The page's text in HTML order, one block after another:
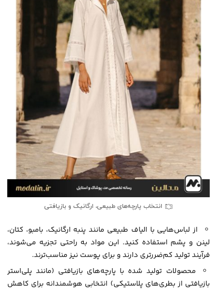
انتخاب پارچه‌های طبیعی، ارگانیک و بازیافتی
از لباس‌هایی با الیاف طبیعی مانند پنبه ارگانیک، بامبو، کتان،
لینن و پشم استفاده کنید. این مواد به راحتی تجزیه می‌شوند،
فرآیند تولید کم‌ضررتری دارند و برای پوست نیز مناسب‌ترند.
محصولات تولید شده با پارچه‌های بازیافتی (مانند پلی‌استر
بازیافتی از بطری‌های پلاستیکی) انتخابی هوشمندانه برای کاهش